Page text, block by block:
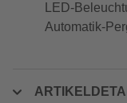
LED-
Automatik-